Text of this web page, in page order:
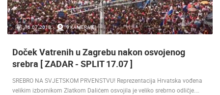
16.07.2018. 9 KAMERA(E)
Doček Vatrenih u Zagrebu nakon osvojenog
srebra [ ZADAR - SPLIT 17.07 ]
SREBRO NA SVJETSKOM PRVENSTVU! Reprezentacija Hrvatska vođena
velikim izbornikom Zlatkom Dalićem osvojila je veliko srebrno odličje.…